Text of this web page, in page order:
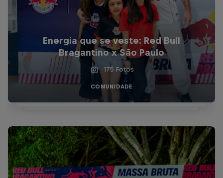
Energia que se veste: Red Bull
Bragantino x São Paulo
175 Fotos
COMUNIDADE